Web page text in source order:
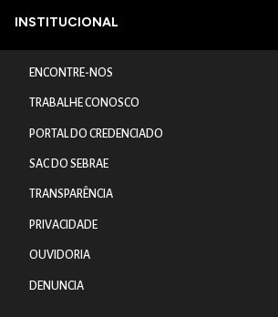
INSTITUCIONAL
ENCONTRE-NOS
TRABALHE CONOSCO
PORTAL DO CREDENCIADO
SAC DO SEBRAE
TRANSPARÊNCIA
PRIVACIDADE
OUVIDORIA
DENUNCIA